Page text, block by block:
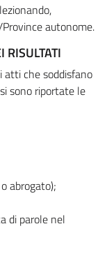
autonome.
atti che soddisfano
sono riportate le
abrogato);
di parole nel